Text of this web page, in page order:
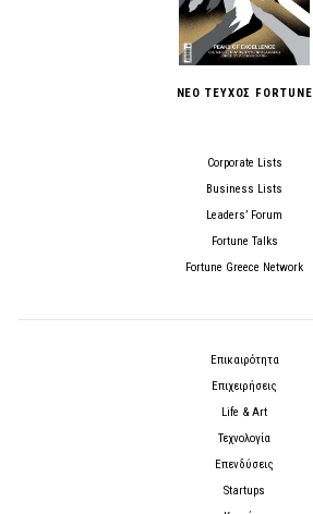
ΝΕΟ ΤΕΥΧΟΣ FORTUNE
Corporate Lists
Business Lists
Leaders’ Forum
Fortune Talks
Fortune Greece Network
Επικαιρότητα
Επιχειρήσεις
Life & Art
Τεχνολογία
Επενδύσεις
Startups